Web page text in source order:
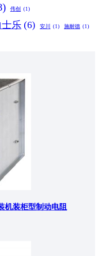
伟创 (1)
乐 (6) 安川 (1) 施耐德 (1)
机装柜型制动电阻